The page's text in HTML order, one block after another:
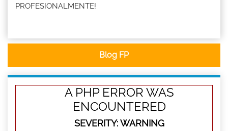
PROFESIONALMENTE!
Blog FP
A PHP ERROR WAS
ENCOUNTERED
SEVERITY: WARNING